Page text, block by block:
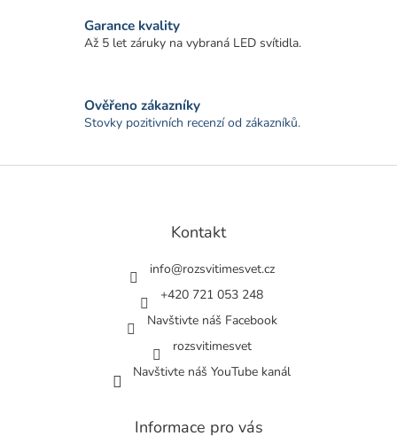
Garance kvality
Až 5 let záruky na vybraná LED svítidla.
Ověřeno zákazníky
Stovky pozitivních recenzí od zákazníků.
Z
Kontakt
info@rozsvitimesvet.cz
+420 721 053 248
Navštivte náš Facebook
rozsvitimesvet
Navštivte náš YouTube kanál
Informace pro vás